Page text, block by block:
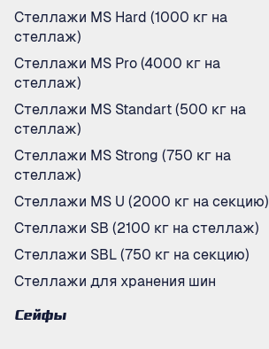
Стеллажи MS Hard (1000 кг на
стеллаж)
Стеллажи MS Pro (4000 кг на
стеллаж)
Стеллажи MS Standart (500 кг на
стеллаж)
Стеллажи MS Strong (750 кг на
стеллаж)
Стеллажи MS U (2000 кг на секцию)
Стеллажи SB (2100 кг на стеллаж)
Стеллажи SBL (750 кг на секцию)
Стеллажи для хранения шин
Сейфы